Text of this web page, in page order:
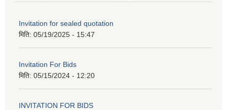
Invitation for sealed quotation
मिति: 05/19/2025 - 15:47
Invitation For Bids
मिति: 05/15/2024 - 12:20
INVITATION FOR BIDS